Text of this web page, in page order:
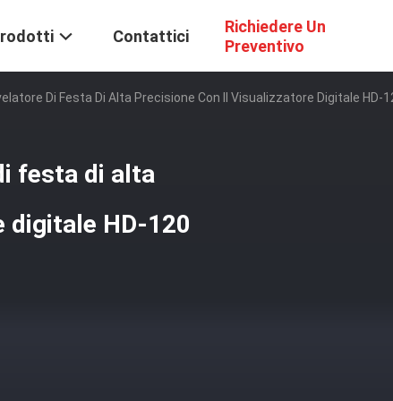
Contattici
Richiedere Un
Preventivo
Di Festa Di Alta Precisione Con Il Visualizzatore Digitale HD-
festa di alta
digitale HD-120